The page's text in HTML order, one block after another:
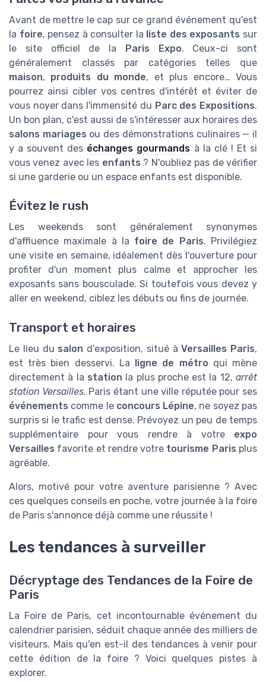
Avant de mettre le cap sur ce grand événement qu'est
la foire, pensez à consulter la liste des exposants sur
le site officiel de la Paris Expo. Ceux-ci sont
généralement classés par catégories telles que
maison, produits du monde, et plus encore… Vous
pourrez ainsi cibler vos centres d'intérêt et éviter de
vous noyer dans l'immensité du Parc des Expositions.
Un bon plan, c'est aussi de s'intéresser aux horaires des
salons mariages ou des démonstrations culinaires — il
y a souvent des échanges gourmands à la clé ! Et si
vous venez avec les enfants ? N'oubliez pas de vérifier
si une garderie ou un espace enfants est disponible.
Évitez le rush
Les weekends sont généralement synonymes
d'affluence maximale à la foire de Paris. Privilégiez
une visite en semaine, idéalement dès l'ouverture pour
profiter d'un moment plus calme et approcher les
exposants sans bousculade. Si toutefois vous devez y
aller en weekend, ciblez les débuts ou fins de journée.
Transport et horaires
Le lieu du salon d'exposition, situé àVersailles Paris,
est très bien desservi. La ligne de métro qui mène
directement à la station la plus proche est la 12,arrêt
station Versailles. Paris étant une ville réputée pour ses
événements comme le concours Lépine, ne soyez pas
surpris si le trafic est dense. Prévoyez un peu de temps
supplémentaire pour vous rendre à votre expo
Versailles favorite et rendre votre tourisme Paris plus
agréable.
Alors, motivé pour votre aventure parisienne ? Avec
ces quelques conseils en poche, votre journée à la foire
de Paris s'annonce déjà comme une réussite !
Les tendances à surveiller
Décryptage des Tendances de la Foire de
Paris
La Foire de Paris, cet incontournable événement du
calendrier parisien, séduit chaque année des milliers de
visiteurs. Mais qu'en est-il des tendances à venir pour
cette édition de la foire ? Voici quelques pistes à
explorer.